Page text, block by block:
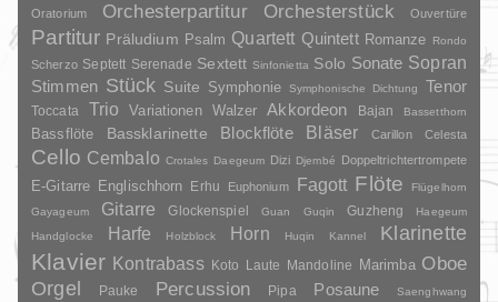
Oratorium Orchesterpartitur Orchesterstück Ouvertüre
Partitur Präludium Psalm Quartett Quintett Romanze Rondo
Scherzo Septett Serenade Sextett Sinfonietta Solo Sonate Sopran
Stimmen Stück Suite Symphonie Symphonische Dichtung Tenor
Toccata Trio Variationen Walzer Akkordeon Bajan Bassetthorn
Bassflöte Bassklarinette Blockflöte Bläser Carillon Celesta
Cello Cembalo Crotales Daegeum Dizi Djembé Doppeltrichtertrompete
E-Gitarre Englischhorn Erhu Euphonium Fagott Flöte
Flügelhorn
Gayageum
Gitarre Glockenspiel Guan Guqin Guzheng
Haegeum
Handglocke
Harfe Holzblock Horn Huqin Kannel Klarinette
Klavier Kontrabass Koto Laute Mandoline Marimba Oboe
Orgel Pauke Percussion Pipa Posaune Saenghwang